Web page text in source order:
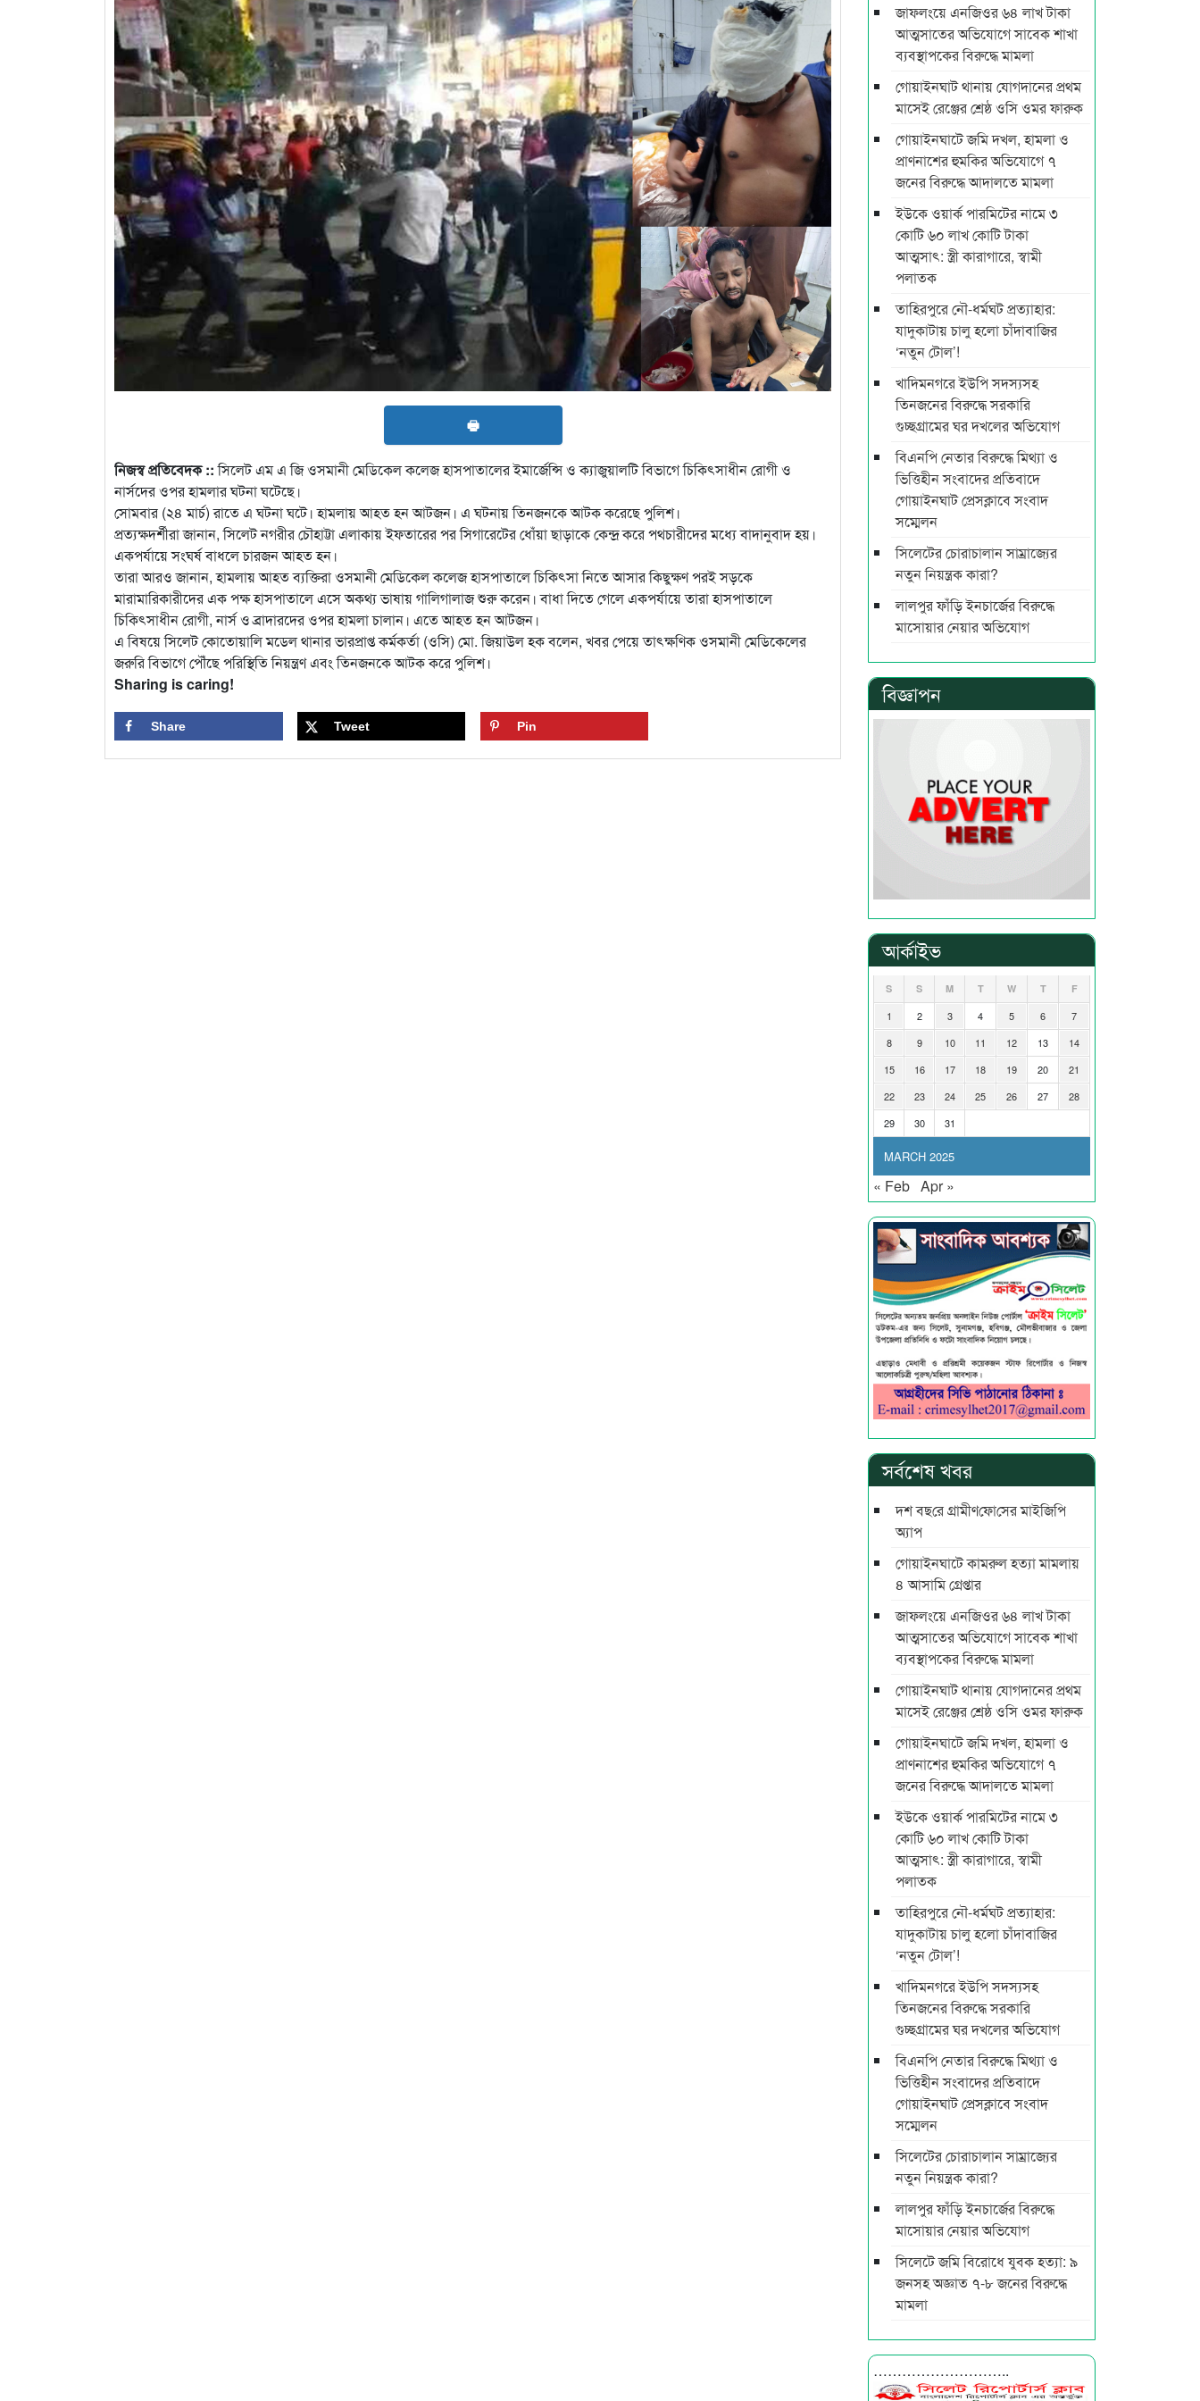
🖶
নিজস্ব প্রতিবেদক ::সিলেট এম এ জি ওসমানী মেডিকেল কলেজ হাসপাতালের ইমার্জেন্সি ও ক্যাজুয়ালটি বিভাগে চিকিৎসাধীন রোগী ও
নার্সদের ওপর হামলার ঘটনা ঘটেছে।
সোমবার (২৪ মার্চ) রাতে এ ঘটনা ঘটে। হামলায় আহত হন আটজন। এ ঘটনায় তিনজনকে আটক করেছে পুলিশ।
প্রত্যক্ষদর্শীরা জানান, সিলেট নগরীর চৌহাট্টা এলাকায় ইফতারের পর সিগারেটের ধোঁয়া ছাড়াকে কেন্দ্র করে পথচারীদের মধ্যে বাদানুবাদ হয়।
একপর্যায়ে সংঘর্ষ বাধলে চারজন আহত হন।
তারা আরও জানান, হামলায় আহত ব্যক্তিরা ওসমানী মেডিকেল কলেজ হাসপাতালে চিকিৎসা নিতে আসার কিছুক্ষণ পরই সড়কে
মারামারিকারীদের এক পক্ষ হাসপাতালে এসে অকথ্য ভাষায় গালিগালাজ শুরু করেন। বাধা দিতে গেলে একপর্যায়ে তারা হাসপাতালে
চিকিৎসাধীন রোগী, নার্স ও ব্রাদারদের ওপর হামলা চালান। এতে আহত হন আটজন।
এ বিষয়ে সিলেট কোতোয়ালি মডেল থানার ভারপ্রাপ্ত কর্মকর্তা (ওসি) মো. জিয়াউল হক বলেন, খবর পেয়ে তাৎক্ষণিক ওসমানী মেডিকেলের
জরুরি বিভাগে পৌঁছে পরিস্থিতি নিয়ন্ত্রণ এবং তিনজনকে আটক করে পুলিশ।
Sharing is caring!
Share Tweet Pin
জাফলংয়ে এনজিওর ৬৪ লাখ টাকা
আত্মসাতের অভিযোগে সাবেক শাখা
ব্যবস্থাপকের বিরুদ্ধে মামলা
গোয়াইনঘাট থানায় যোগদানের প্রথম
মাসেই রেঞ্জের শ্রেষ্ঠ ওসি ওমর ফারুক
গোয়াইনঘাটে জমি দখল, হামলা ও
প্রাণনাশের হুমকির অভিযোগে ৭
জনের বিরুদ্ধে আদালতে মামলা
ইউকে ওয়ার্ক পারমিটের নামে ৩
কোটি ৬০ লাখ কোটি টাকা
আত্মসাৎ: স্ত্রী কারাগারে, স্বামী
পলাতক
তাহিরপুরে নৌ-ধর্মঘট প্রত্যাহার:
যাদুকাটায় চালু হলো চাঁদাবাজির
‘নতুন টোল’!
খাদিমনগরে ইউপি সদস্যসহ
তিনজনের বিরুদ্ধে সরকারি
গুচ্ছগ্রামের ঘর দখলের অভিযোগ
বিএনপি নেতার বিরুদ্ধে মিথ্যা ও
ভিত্তিহীন সংবাদের প্রতিবাদে
গোয়াইনঘাট প্রেসক্লাবে সংবাদ
সম্মেলন
সিলেটের চোরাচালান সাম্রাজ্যের
নতুন নিয়ন্ত্রক কারা?
লালপুর ফাঁড়ি ইনচার্জের বিরুদ্ধে
মাসোয়ার নেয়ার অভিযোগ
বিজ্ঞাপন
আর্কাইভ
MARCH 2025
S S M T W T F
1 2 3 4 5 6
7
8
9 10 11 12 13
14
15
16 17 18 19 20
21
22
23 24 25 26 27
28
29
30 31
« Feb Apr »
সর্বশেষ খবর
দশ বছ‌রে গ্রামীণ‌ফো‌সের মাইজিপি
অ্যাপ
গোয়াইনঘাটে কামরুল হত্যা মামলায়
৪ আসামি গ্রেপ্তার
জাফলংয়ে এনজিওর ৬৪ লাখ টাকা
আত্মসাতের অভিযোগে সাবেক শাখা
ব্যবস্থাপকের বিরুদ্ধে মামলা
গোয়াইনঘাট থানায় যোগদানের প্রথম
মাসেই রেঞ্জের শ্রেষ্ঠ ওসি ওমর ফারুক
গোয়াইনঘাটে জমি দখল, হামলা ও
প্রাণনাশের হুমকির অভিযোগে ৭
জনের বিরুদ্ধে আদালতে মামলা
ইউকে ওয়ার্ক পারমিটের নামে ৩
কোটি ৬০ লাখ কোটি টাকা
আত্মসাৎ: স্ত্রী কারাগারে, স্বামী
পলাতক
তাহিরপুরে নৌ-ধর্মঘট প্রত্যাহার:
যাদুকাটায় চালু হলো চাঁদাবাজির
‘নতুন টোল’!
খাদিমনগরে ইউপি সদস্যসহ
তিনজনের বিরুদ্ধে সরকারি
গুচ্ছগ্রামের ঘর দখলের অভিযোগ
বিএনপি নেতার বিরুদ্ধে মিথ্যা ও
ভিত্তিহীন সংবাদের প্রতিবাদে
গোয়াইনঘাট প্রেসক্লাবে সংবাদ
সম্মেলন
সিলেটের চোরাচালান সাম্রাজ্যের
নতুন নিয়ন্ত্রক কারা?
লালপুর ফাঁড়ি ইনচার্জের বিরুদ্ধে
মাসোয়ার নেয়ার অভিযোগ
সিলেটে জমি বিরোধে যুবক হত্যা: ৯
জনসহ অজ্ঞাত ৭-৮ জনের বিরুদ্ধে
মামলা
………………………..